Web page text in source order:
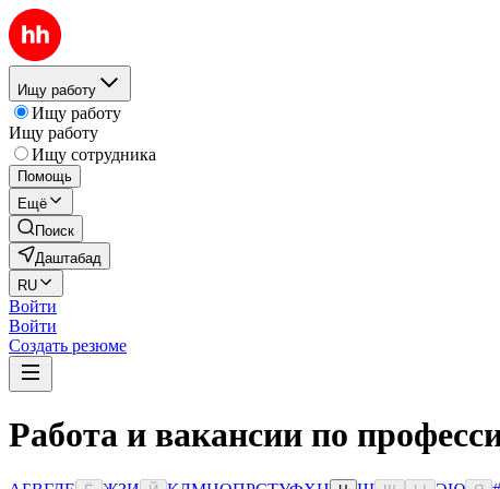
Ищу работу
Ищу работу
Ищу работу
Ищу сотрудника
Помощь
Ещё
Поиск
Даштабад
RU
Войти
Войти
Создать резюме
Работа и вакансии по